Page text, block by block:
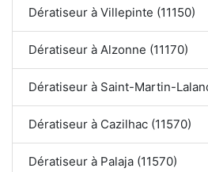
Dératiseur à Villepinte (11150)
Dératiseur à Alzonne (11170)
Dératiseur à Saint-Martin-
Dératiseur à Cazilhac (11570)
Dératiseur à Palaja (11570)